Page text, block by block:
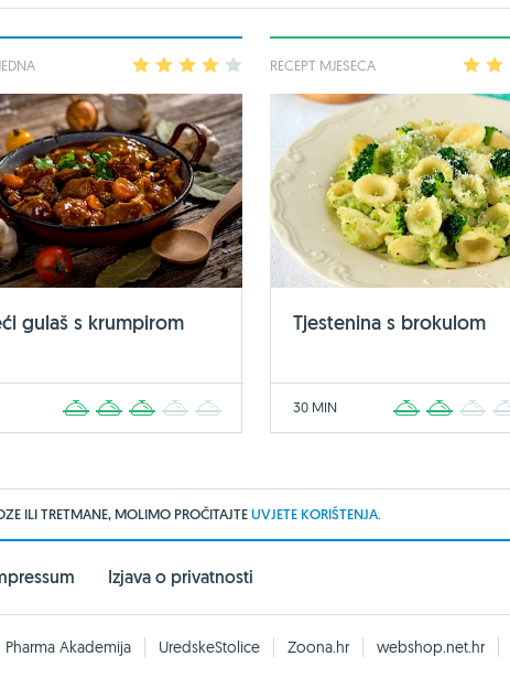
2 3 4
gulaš s krumpirom
2 3 4
RECEPT MJESECA 2
Tjestenina s brokulom
30 MIN 2 3
ILI TRETMANE, MOLIMO PROČITAJTEUVJETE KORIŠTENJA.
Izjava o privatnosti
Pharma Akademija UredskeStolice Zoona.hr webshop.net.hr